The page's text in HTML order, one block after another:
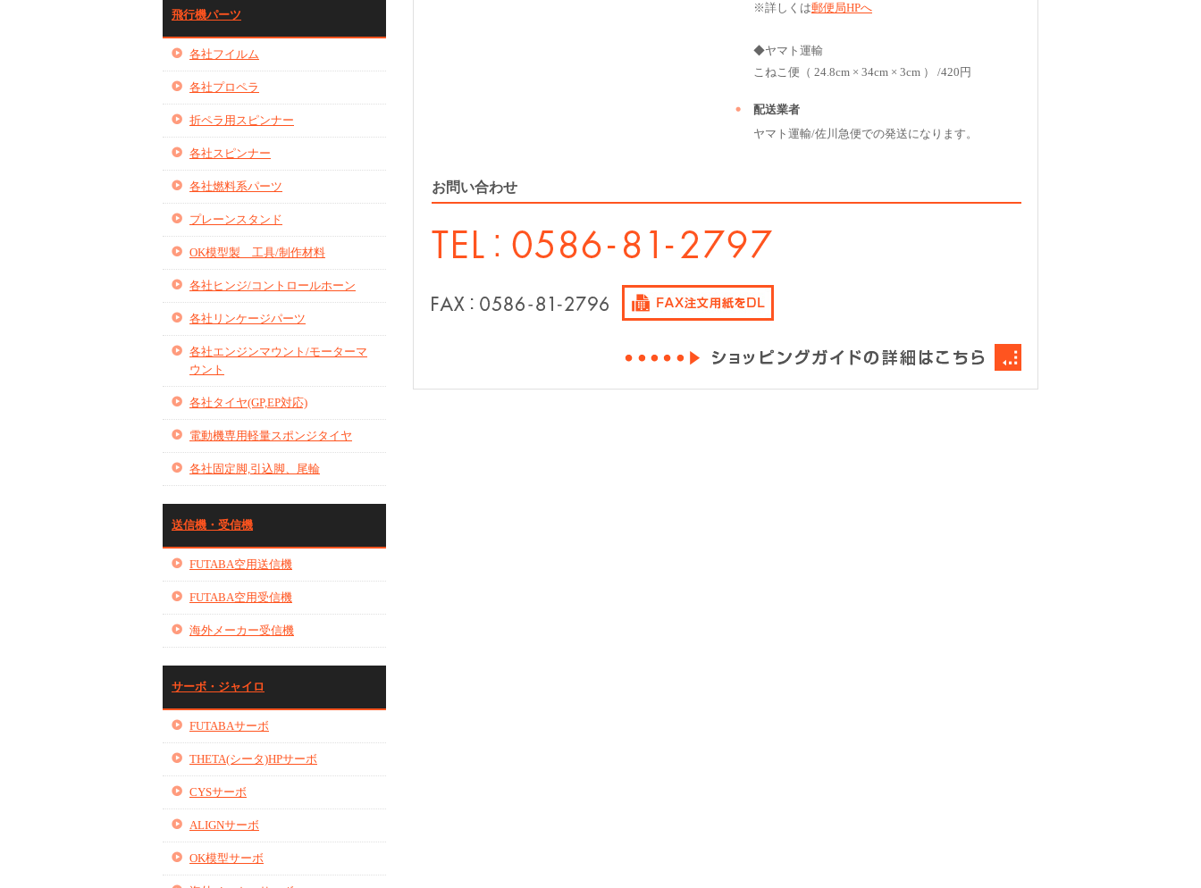
飛行機パーツ
各社フイルム
各社プロペラ
折ペラ用スピンナー
各社スピンナー
各社燃料系パーツ
プレーンスタンド
OK模型製 工具/制作材料
各社ヒンジ/コントロールホーン
各社リンケージパーツ
各社エンジンマウント/モーターマ
ウント
各社タイヤ(GP,EP対応)
電動機専用軽量スポンジタイヤ
各社固定脚,引込脚、尾輪
送信機・受信機
FUTABA空用送信機
FUTABA空用受信機
海外メーカー受信機
サーボ・ジャイロ
FUTABAサーボ
THETA(シータ)HPサーボ
CYSサーボ
ALIGNサーボ
OK模型サーボ
※詳しくは郵便局HPへ
◆ヤマト運輸
こねこ便（ 24.8cm × 34cm × 3cm ） /420円
配送業者
ヤマト運輸/佐川急便での発送になります。
お問い合わせ